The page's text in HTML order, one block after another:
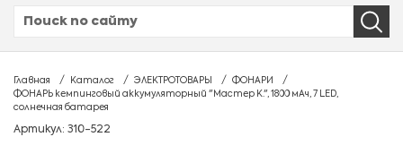
Главная Каталог ЭЛЕКТРОТОВАРЫ
ФОНАРИ
ФОНАРЬ кемпинговый аккумуляторный "Мастер К.", 1800 мАч, 7 LED,
солнечная батарея
Артикул: 310-522